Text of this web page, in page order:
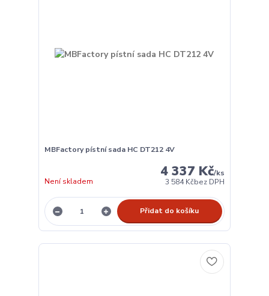
MBFactory pístní sada HC DT212 4V
4 337 Kč/ks
3 584 Kčbez DPH
Není skladem
Přidat do košíku